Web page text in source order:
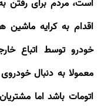
است، مردم برای رفتن
اقدام به کرایه ماشین
خودرو توسط اتباع
معمولا به دنبال
اتومات باشد اما